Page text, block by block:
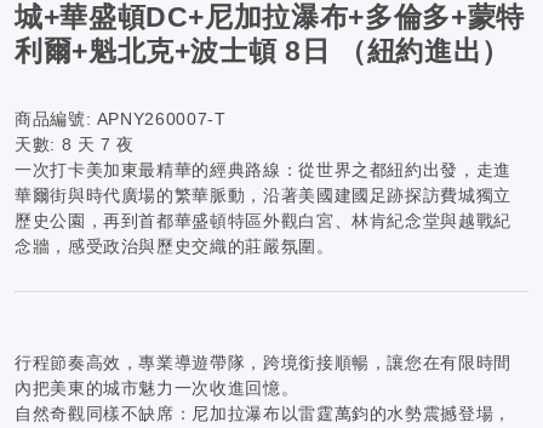
城+華盛頓DC+尼加拉瀑布+多倫多+蒙特
利爾+魁北克+波士頓 8日 （紐約進出）
商品編號: APNY260007-T
天數: 8 天 7 夜
一次打卡美加東最精華的經典路線：從世界之都紐約出發，走進
華爾街與時代廣場的繁華脈動，沿著美國建國足跡探訪費城獨立
歷史公園，再到首都華盛頓特區外觀白宮、林肯紀念堂與越戰紀
念牆，感受政治與歷史交織的莊嚴氛圍。
行程節奏高效，專業導遊帶隊，跨境銜接順暢，讓您在有限時間
內把美東的城市魅力一次收進回憶。
自然奇觀同樣不缺席：尼加拉瀑布以雷霆萬鈞的水勢震撼登場，